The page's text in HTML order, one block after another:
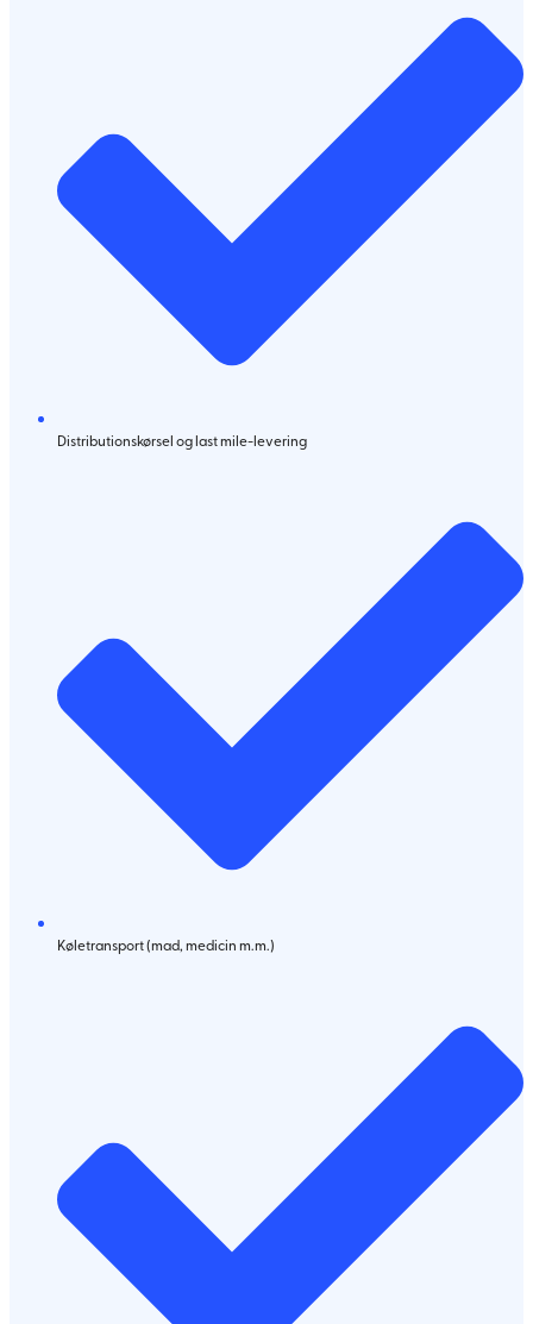
Distributionskørsel og last mile-levering
Køletransport (mad, medicin m.m.)